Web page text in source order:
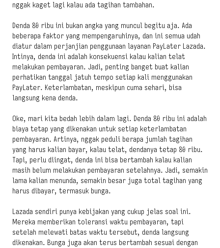
nggak kaget lagi kalau ada tagihan tambahan.
Denda 80 ribu ini bukan angka yang muncul begitu aja. Ada
beberapa faktor yang mempengaruhinya, dan ini semua udah
diatur dalam perjanjian penggunaan layanan PayLater Lazada.
Intinya, denda ini adalah konsekuensi kalau kalian telat
melakukan pembayaran. Jadi, penting banget buat kalian
perhatikan tanggal jatuh tempo setiap kali menggunakan
PayLater. Keterlambatan, meskipun cuma sehari, bisa
langsung kena denda.
Oke, mari kita bedah lebih dalam lagi. Denda 80 ribu ini adalah
biaya tetap yang dikenakan untuk setiap keterlambatan
pembayaran. Artinya, nggak peduli berapa jumlah tagihan
yang harus kalian bayar, kalau telat, dendanya tetap 80 ribu.
Tapi, perlu diingat, denda ini bisa bertambah kalau kalian
masih belum melakukan pembayaran setelahnya. Jadi, semakin
lama kalian menunda, semakin besar juga total tagihan yang
harus dibayar, termasuk bunga.
Lazada sendiri punya kebijakan yang cukup jelas soal ini.
Mereka memberikan toleransi waktu pembayaran, tapi
setelah melewati batas waktu tersebut, denda langsung
dikenakan. Bunga juga akan terus bertambah sesuai dengan